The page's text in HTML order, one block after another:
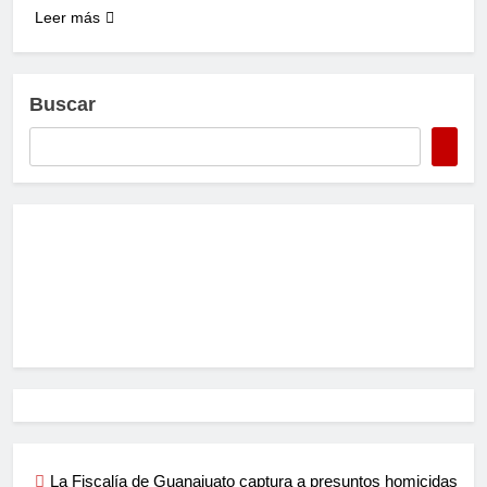
Leer más
Buscar
La Fiscalía de Guanajuato captura a presuntos homicidas